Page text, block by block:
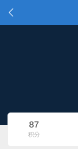
87
积分